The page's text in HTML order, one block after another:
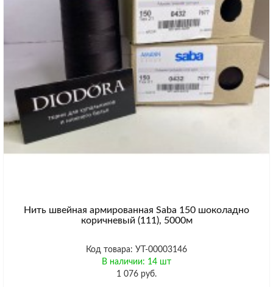
Нить швейная армированная Saba 150 шоколадно
коричневый (111), 5000м
Код товара: УТ-00003146
В наличии: 14 шт
1 076 руб.